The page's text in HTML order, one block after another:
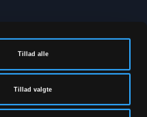
Tillad alle
Tillad valgte